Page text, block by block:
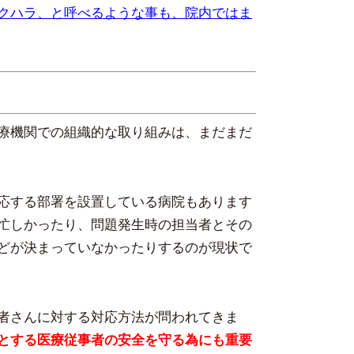
ハラ、と呼べるような事も、院内ではま
機関での組織的な取り組みは、まだまだ
する部署を設置している病院もあります
しかったり、問題発生時の担当者とその
が決まっていなかったりするのが現状で
さんに対する対応方法が問われてきま
する医療従事者の安全を守る為にも重要